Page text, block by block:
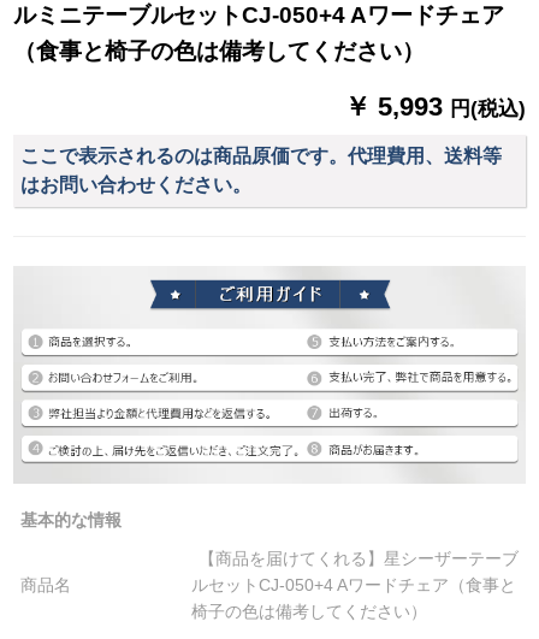
ルミニテーブルセットCJ-050+4 Aワードチェア
（食事と椅子の色は備考してください）
￥ 5,993 円(税込)
ここで表示されるのは商品原価です。代理費用、送料等
はお問い合わせください。
基本的な情報
商品名
【商品を届けてくれる】星シーザーテーブ
ルセットCJ-050+4 Aワードチェア（食事と
椅子の色は備考してください）